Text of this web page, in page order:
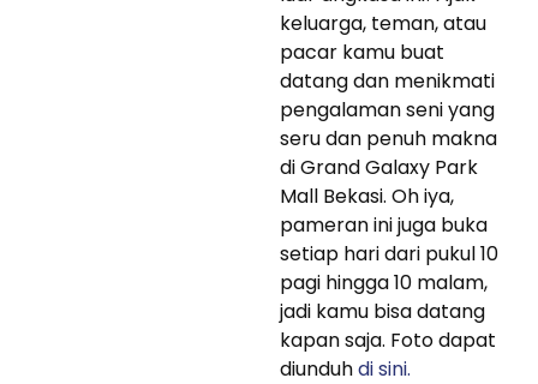
keluarga, teman, atau
pacar kamu buat
datang dan menikmati
pengalaman seni yang
seru dan penuh makna
di Grand Galaxy Park
Mall Bekasi. Oh iya,
pameran ini juga buka
setiap hari dari pukul 10
pagi hingga 10 malam,
jadi kamu bisa datang
kapan saja. Foto dapat
diunduhdi sini.